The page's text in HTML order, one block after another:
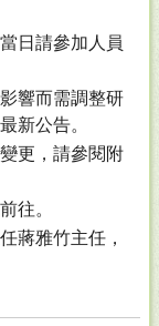
日請參加人員
響而需調整研
新公告。
更，請參閱附
往。
蔣雅竹主任，